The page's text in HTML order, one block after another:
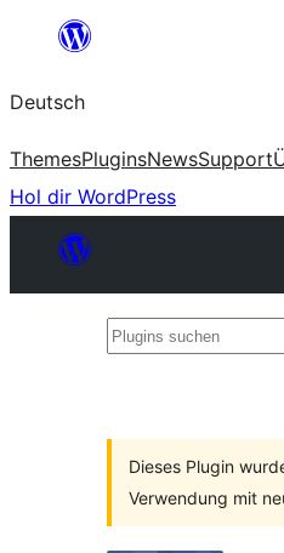
springen
Deutsch
ThemesPluginsNewsSupport
Hol dir WordPress
Plugins
Dieses Plugin
Verwendung mit